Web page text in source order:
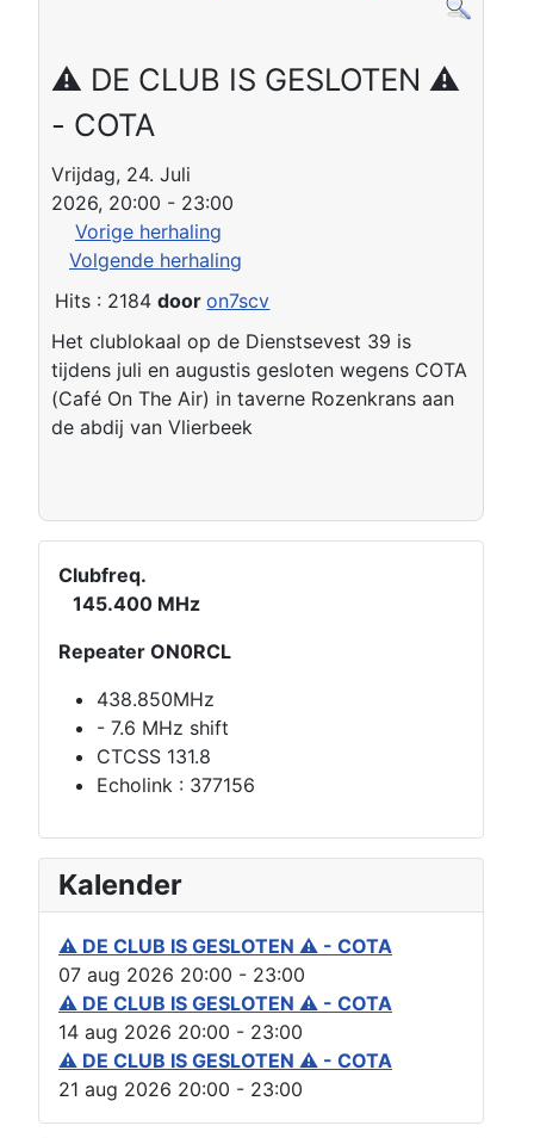
Clubfreq.
145.400 MHz
Repeater ON0RCL
438.850MHz
- 7.6 MHz shift
CTCSS 131.8
Echolink : 377156
Kalender
⚠ DE CLUB IS GESLOTEN ⚠ - COTA
07 aug 2026 20:00 - 23:00
⚠ DE CLUB IS GESLOTEN ⚠ - COTA
14 aug 2026 20:00 - 23:00
⚠ DE CLUB IS GESLOTEN ⚠ - COTA
21 aug 2026 20:00 - 23:00
⚠ DE CLUB IS GESLOTEN ⚠
- COTA
Vrijdag, 24. Juli
2026, 20:00 - 23:00
Vorige herhaling
Volgende herhaling
Hits : 2184 dooron7scv
Het clublokaal op de Dienstsevest 39 is
tijdens juli en augustis gesloten wegens COTA
(Café On The Air) in taverne Rozenkrans aan
de abdij van Vlierbeek